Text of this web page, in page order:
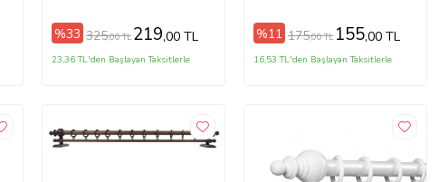
%33 325,00 TL 219,00 TL
23,36 TL'den Başlayan Taksitlerle
%11 175,00 TL 155,00 TL
16,53 TL'den Başlayan Taksitlerle